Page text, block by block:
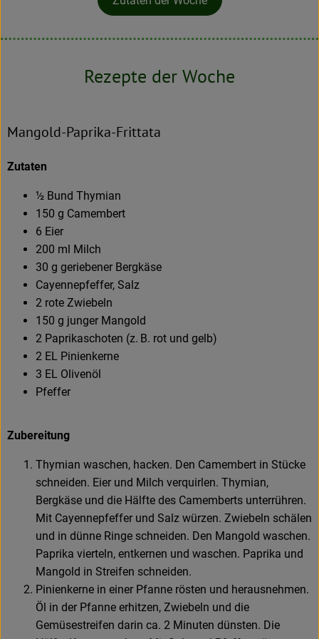
Rezepte der Woche
Mangold-Paprika-Frittata
Zutaten
½ Bund Thymian
150 g Camembert
6 Eier
200 ml Milch
30 g geriebener Bergkäse
Cayennepfeffer, Salz
2 rote Zwiebeln
150 g junger Mangold
2 Paprikaschoten (z. B. rot und gelb)
2 EL Pinienkerne
3 EL Olivenöl
Pfeffer
Zubereitung
Thymian waschen, hacken. Den Camembert in Stücke
schneiden. Eier und Milch verquirlen. Thymian,
Bergkäse und die Hälfte des Camemberts unterrühren.
Mit Cayennepfeffer und Salz würzen. Zwiebeln schälen
und in dünne Ringe schneiden. Den Mangold waschen.
Paprika vierteln, entkernen und waschen. Paprika und
Mangold in Streifen schneiden.
Pinienkerne in einer Pfanne rösten und herausnehmen.
Öl in der Pfanne erhitzen, Zwiebeln und die
Gemüsestreifen darin ca. 2 Minuten dünsten. Die